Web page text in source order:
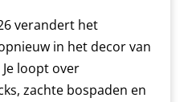
verandert het
in het decor van
loopt over
zachte bospaden en